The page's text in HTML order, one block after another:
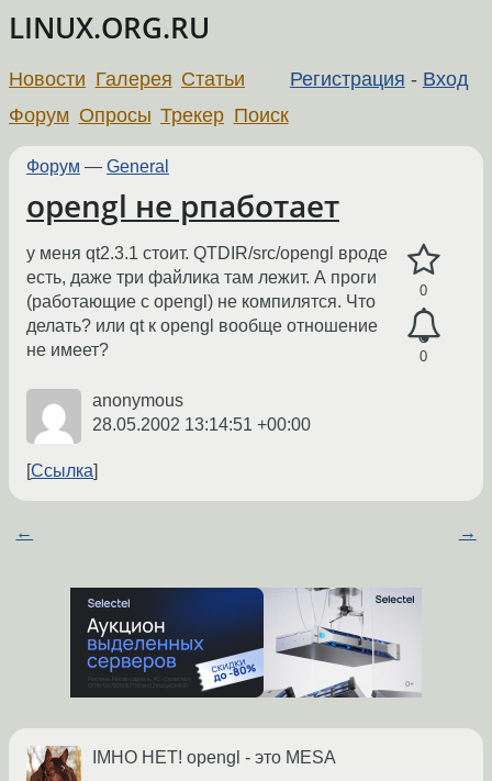
LINUX.ORG.RU
Регистрация - Вход
Новости Галерея Статьи
Форум Опросы Трекер Поиск
Форум — General
opengl не рпаботает
0
0
у меня qt2.3.1 стоит. QTDIR/src/opengl вроде
есть, даже три файлика там лежит. А проги
(работающие с opengl) не компилятся. Что
делать? или qt к opengl вообще отношение
не имеет?
anonymous
28.05.2002 13:14:51 +00:00
Ссылка
← →
IMHO НЕТ! opengl - это MESA